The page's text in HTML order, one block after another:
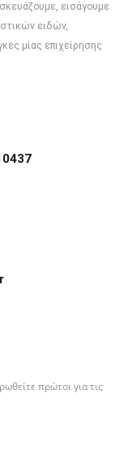
εισάγουμε
ειδών,
μίας επιχείρησης
πρώτοι για τις